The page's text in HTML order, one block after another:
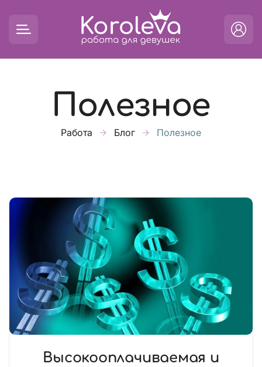
Полезное
Работа Блог Полезное
Высокооплачиваемая и